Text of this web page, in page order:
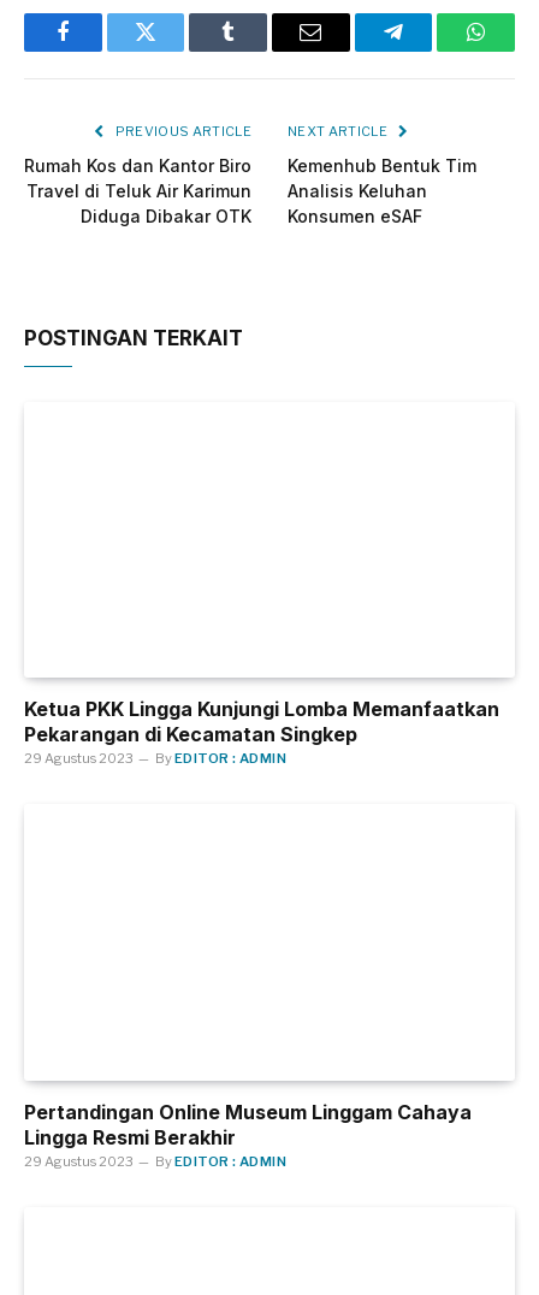
FacebookTwitter Tumblr Email Telegram
PREVIOUS ARTICLE
Rumah Kos dan Kantor Biro
Travel di Teluk Air Karimun
Diduga Dibakar OTK
NEXT ARTICLE
Kemenhub Bentuk Tim
Analisis Keluhan
Konsumen eSAF
POSTINGAN TERKAIT
Ketua PKK Lingga Kunjungi Lomba Memanfaatkan
Pekarangan di Kecamatan Singkep
29 Agustus 2023 ByEDITOR : ADMIN
Pertandingan Online Museum Linggam Cahaya
Lingga Resmi Berakhir
29 Agustus 2023 ByEDITOR : ADMIN